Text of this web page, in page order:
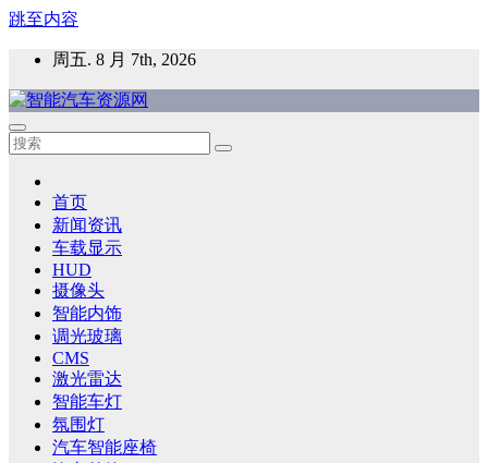
跳至内容
周五. 8 月 7th, 2026
智能汽车资源网
智能表面，智能内饰，新能源汽车，HMI，人车交互，智能车
首页
新闻资讯
车载显示
HUD
摄像头
智能内饰
调光玻璃
CMS
激光雷达
智能车灯
氛围灯
汽车智能座椅